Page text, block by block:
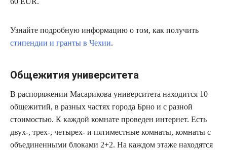
Узнайте подробную информацию о том, как получить
стипендии и гранты в Чехии.
Общежития университета
В распоряжении Масарикова университета находится 10
общежитий, в разных частях города Брно и с разной
стоимостью. К каждой комнате проведен интернет. Есть
двух-, трех-, четырех- и пятиместные комнаты, комнаты с
объединенными блоками 2+2. На каждом этаже находятся